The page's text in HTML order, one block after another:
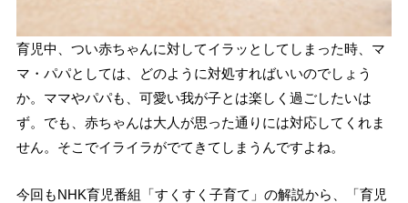
育児中、つい赤ちゃんに対してイラッとしてしまった時、マ
マ・パパとしては、どのように対処すればいいのでしょう
か。ママやパパも、可愛い我が子とは楽しく過ごしたいは
ず。でも、赤ちゃんは大人が思った通りには対応してくれま
せん。そこでイライラがでてきてしまうんですよね。
今回もNHK育児番組「すくすく子育て」の解説から、「育児